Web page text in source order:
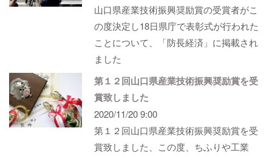
山口県産業技術振興奨励賞の受賞者がこ
の度決定し18日県庁で表彰式が行われた
ことについて、「防長経済」に掲載され
ました
第１２回山口県産業技術振興奨励賞を受
賞致しました
2020/11/20 9:00
第１２回山口県産業技術振興奨励賞を受
賞致しました、この度、ちふりや工業